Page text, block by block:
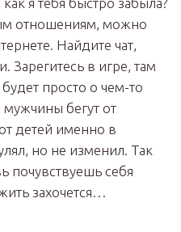
отношениям, можно
Найдите чат,
Зарегитесь в игре, там
просто о чем-то
бегут от
детей именно в
но не изменил. Так
почувствуешь себя
захочется…